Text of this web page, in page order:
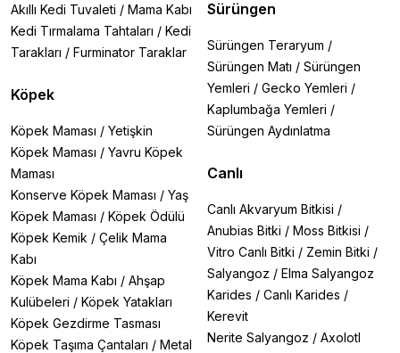
Akıllı Kedi Tuvaleti / Mama Kabı
Kedi Tırmalama Tahtaları / Kedi
Tarakları / Furminator Taraklar
Köpek
Köpek Maması / Yetişkin
Köpek Maması / Yavru Köpek
Maması
Konserve Köpek Maması / Yaş
Köpek Maması / Köpek Ödülü
Köpek Kemik / Çelik Mama
Kabı
Köpek Mama Kabı / Ahşap
Kulübeleri / Köpek Yatakları
Köpek Gezdirme Tasması
Köpek Taşıma Çantaları / Metal
Sürüngen
Sürüngen Teraryum /
Sürüngen Matı / Sürüngen
Yemleri / Gecko Yemleri /
Kaplumbağa Yemleri /
Sürüngen Aydınlatma
Canlı
Canlı Akvaryum Bitkisi /
Anubias Bitki / Moss Bitkisi /
Vitro Canlı Bitki / Zemin Bitki /
Salyangoz / Elma Salyangoz
Karides / Canlı Karides /
Kerevit
Nerite Salyangoz / Axolotl